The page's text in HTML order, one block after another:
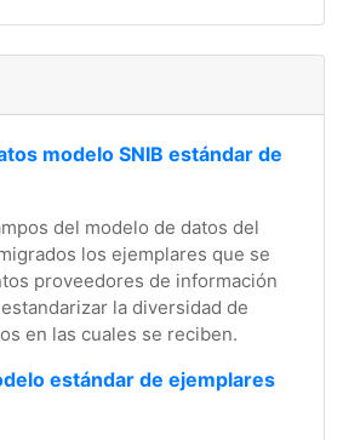
modelo SNIB estándar de
del modelo de datos del
los ejemplares que se
proveedores de información
la diversidad de
en las cuales se reciben.
estándar de ejemplares